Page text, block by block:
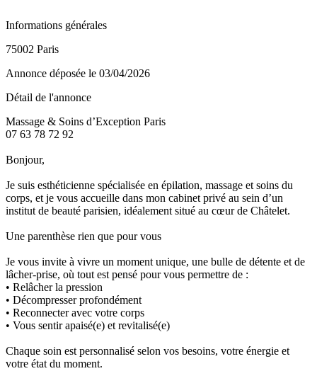
Informations générales
75002 Paris
Annonce déposée le 03/04/2026
Détail de l'annonce
Massage & Soins d’Exception Paris
07 63 78 72 92
Bonjour,
Je suis esthéticienne spécialisée en épilation, massage et soins du
corps, et je vous accueille dans mon cabinet privé au sein d’un
institut de beauté parisien, idéalement situé au cœur de Châtelet.
Une parenthèse rien que pour vous
Je vous invite à vivre un moment unique, une bulle de détente et de
lâcher-prise, où tout est pensé pour vous permettre de :
• Relâcher la pression
• Décompresser profondément
• Reconnecter avec votre corps
• Vous sentir apaisé(e) et revitalisé(e)
Chaque soin est personnalisé selon vos besoins, votre énergie et
votre état du moment.